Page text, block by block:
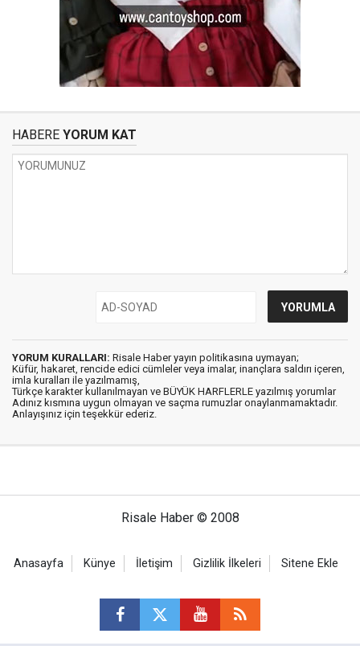
HABERE YORUM KAT
YORUM KURALLARI: Risale Haber yayın politikasına uymayan;
Küfür, hakaret, rencide edici cümleler veya imalar, inançlara saldırı içeren,
imla kuralları ile yazılmamış,
Türkçe karakter kullanılmayan ve BÜYÜK HARFLERLE yazılmış yorumlar
Adınız kısmına uygun olmayan ve saçma rumuzlar onaylanmamaktadır.
Anlayışınız için teşekkür ederiz.
Risale Haber © 2008
Anasayfa Künye İletişim Gizlilik İlkeleri Sitene Ekle